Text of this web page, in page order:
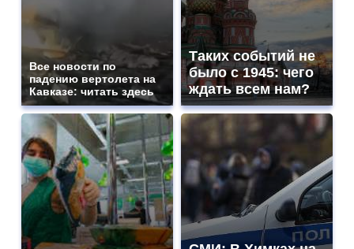
Все новости по
падению вертолета на
Кавказе: читать здесь
Таких событий не
было с 1945: чего
ждать всем нам?